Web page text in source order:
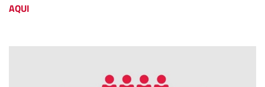
AQUI